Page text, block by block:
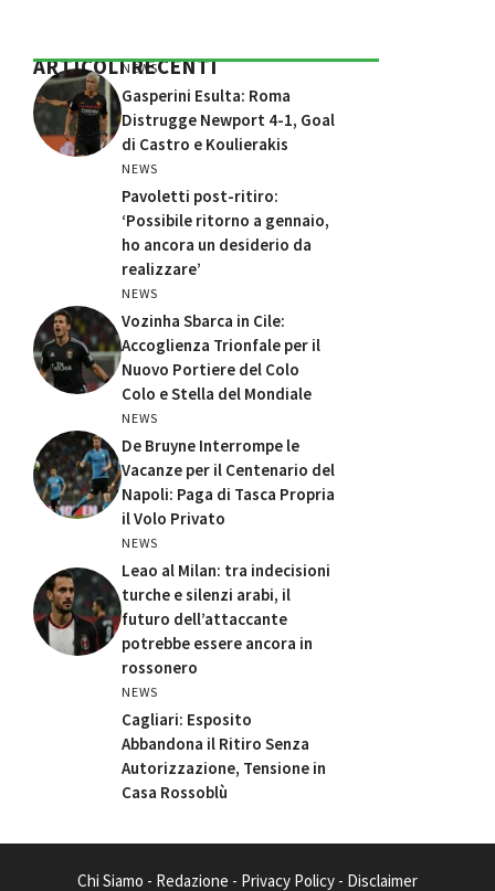
ARTICOLI RECENTI
NEWS
Gasperini Esulta: Roma
Distrugge Newport 4-1, Goal
di Castro e Koulierakis
NEWS
Pavoletti post-ritiro:
‘Possibile ritorno a gennaio,
ho ancora un desiderio da
realizzare’
NEWS
Vozinha Sbarca in Cile:
Accoglienza Trionfale per il
Nuovo Portiere del Colo
Colo e Stella del Mondiale
NEWS
De Bruyne Interrompe le
Vacanze per il Centenario del
Napoli: Paga di Tasca Propria
il Volo Privato
NEWS
Leao al Milan: tra indecisioni
turche e silenzi arabi, il
futuro dell’attaccante
potrebbe essere ancora in
rossonero
NEWS
Cagliari: Esposito
Abbandona il Ritiro Senza
Autorizzazione, Tensione in
Casa Rossoblù
Chi Siamo - Redazione - Privacy Policy - Disclaimer